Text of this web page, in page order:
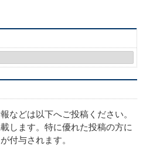
などは以下へご投稿ください。
します。特に優れた投稿の方に
付与されます。